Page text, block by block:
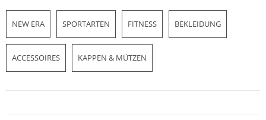
NEW ERA SPORTARTEN FITNESS BEKLEIDUNG
ACCESSOIRES KAPPEN & MÜTZEN